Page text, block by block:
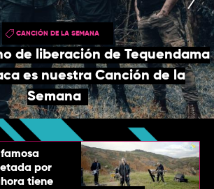
CANCIÓN DE LA SEMANA
de liberación de Tequendama
es nuestra Canción de la
Semana
por
tiene